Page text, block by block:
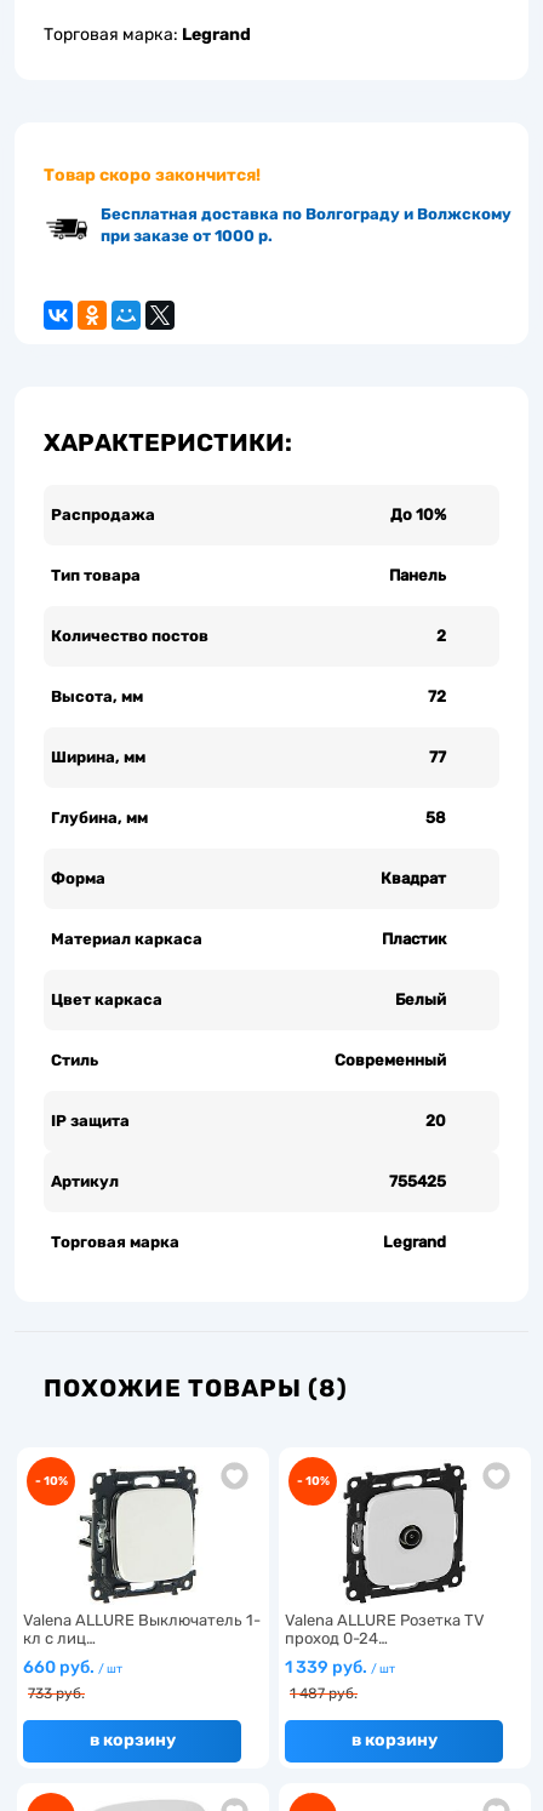
Торговая марка: Legrand
Товар скоро закончится!
Бесплатная доставка по Волгограду и Волжскому
при заказе от 1000 р.
ХАРАКТЕРИСТИКИ:
Распродажа До 10%
Тип товара Панель
Количество постов 2
Высота, мм 72
Ширина, мм 77
Глубина, мм 58
Форма Квадрат
Материал каркаса Пластик
Цвет каркаса Белый
Стиль Современный
IP защита 20
Артикул 755425
Торговая марка Legrand
ПОХОЖИЕ ТОВАРЫ (8)
- 10%
Valena ALLURE Выключатель 1-
кл c лиц…
660 руб. / шт
733 руб.
в корзину
- 10%
Valena ALLURE Розетка TV
проход 0-24…
1 339 руб. / шт
1 487 руб.
в корзину